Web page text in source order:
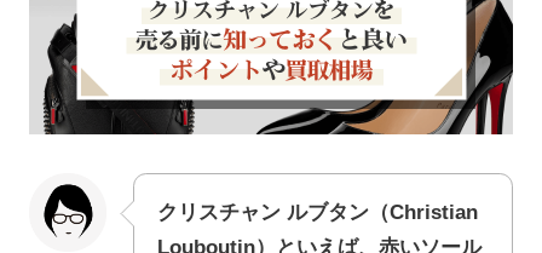
クリスチャン ルブタン（Christian
Louboutin）といえば、赤いソール